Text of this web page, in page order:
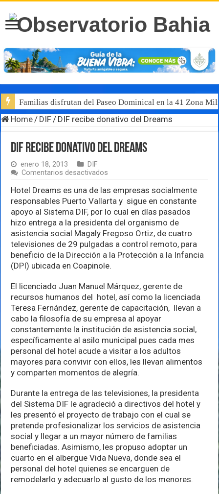
Familias disfrutan del Paseo Dominical en la 41 Zona
Home / DIF / DIF recibe donativo del Dreams
DIF recibe donativo del Dreams
enero 18, 2013
DIF
Comentarios desactivados
recibe
donativo
del
Dreams
Hotel Dreams es una de las empresas socialmente
responsables Puerto Vallarta y sigue en constante
apoyo al Sistema DIF, por lo cual en días pasados
hizo entrega a la presidenta del organismo de
asistencia social Magaly Fregoso Ortiz, de cuatro
televisiones de 29 pulgadas a control remoto, para
beneficio de la Dirección a la Protección a la Infancia
(DPI) ubicada en Coapinole.
El licenciado Juan Manuel Márquez, gerente de
recursos humanos del hotel, así como la licenciada
Teresa Fernández, gerente de capacitación, llevan a
cabo la filosofía de su empresa al apoyar
constantemente la institución de asistencia social,
específicamente al asilo municipal pues cada mes
personal del hotel acude a visitar a los adultos
mayores para convivir con ellos, les llevan alimentos
y comparten momentos de alegría.
Durante la entrega de las televisiones, la presidenta
del Sistema DIF le agradeció a directivos del hotel y
les presentó el proyecto de trabajo con el cual se
pretende profesionalizar los servicios de asistencia
social y llegar a un mayor número de familias
beneficiadas. Asimismo, les propuso adoptar un
cuarto en el albergue Vida Nueva, donde sea el
personal del hotel quienes se encarguen de
remodelarlo y adecuarlo al gusto de los menores.